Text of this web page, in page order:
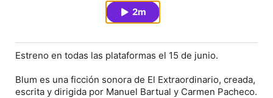
2m
Estreno en todas las plataformas el 15 de junio.
Blum es una ficción sonora de El Extraordinario, creada,
escrita y dirigida por Manuel Bartual y Carmen Pacheco.